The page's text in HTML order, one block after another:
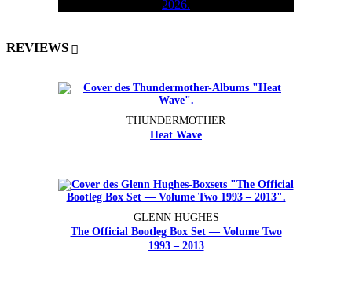
REVIEWS
THUNDERMOTHER
Heat Wave
GLENN HUGHES
The Official Bootleg Box Set — Volume Two
1993 – 2013